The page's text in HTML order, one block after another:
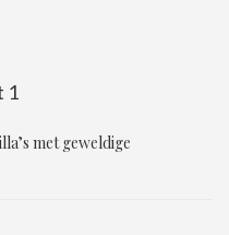
1
met geweldige